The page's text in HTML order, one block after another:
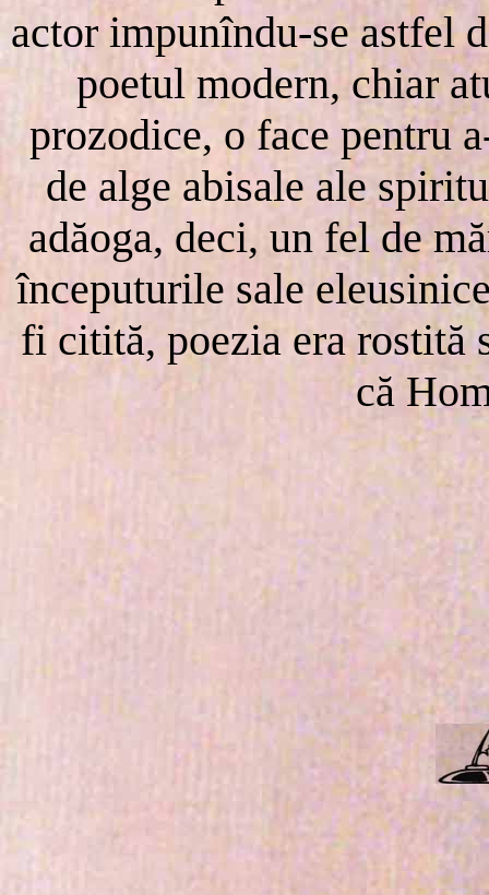
actor impunîndu-se astfel
poetul modern, chiar
prozodice, o face pentru
de alge abisale ale
adăoga, deci, un fel de
începuturile sale
fi citită, poezia era rostită
că